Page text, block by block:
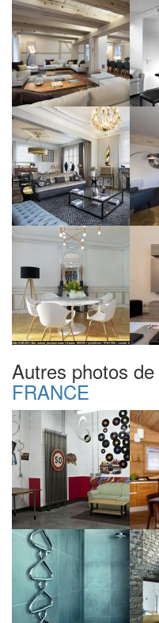
Autres photos de
FRANCE